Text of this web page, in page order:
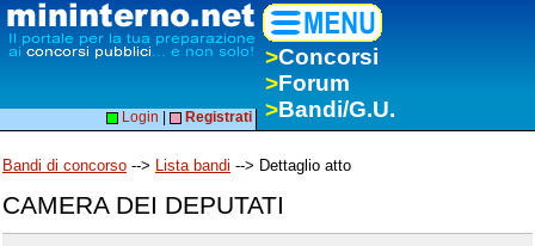
>Concorsi
>Forum
>Bandi/G.U.
Login Registrati
Bandi di concorso --> Lista bandi --> Dettaglio atto
CAMERA DEI DEPUTATI